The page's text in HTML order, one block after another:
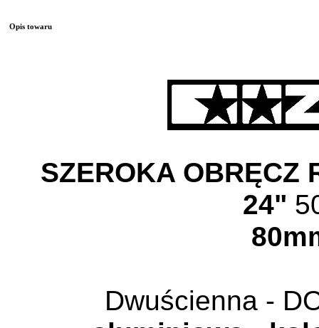
Opis towaru
SZEROKA OBRĘCZ
24"
Dwuścienna -